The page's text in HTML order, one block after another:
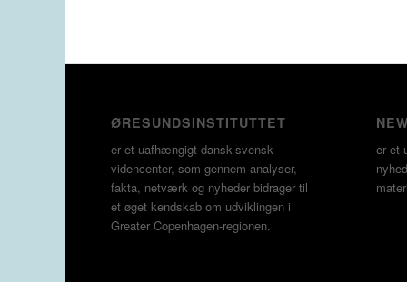
ØRESUNDSINSTITUTTET
er et uafhængigt dansk-svensk
videncenter, som gennem analyser,
fakta, netværk og nyheder bidrager til
et øget kendskab om udviklingen i
Greater Copenhagen-regionen.
er et